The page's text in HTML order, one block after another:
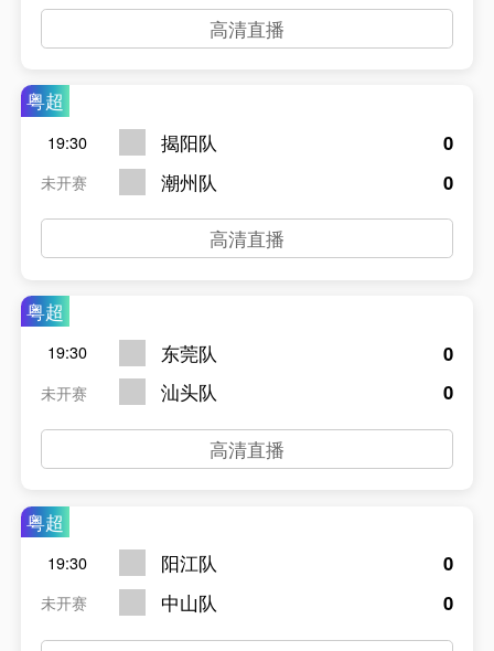
高清直播
粤超
19:30
未开赛
揭阳队
潮州队
0
0
高清直播
粤超
19:30
未开赛
东莞队
汕头队
0
0
高清直播
粤超
19:30
未开赛
阳江队
中山队
0
0